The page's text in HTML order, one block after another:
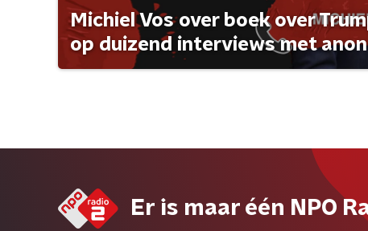
Michiel Vos over boek over
op duizend interviews met anon
Er is maar één NPO